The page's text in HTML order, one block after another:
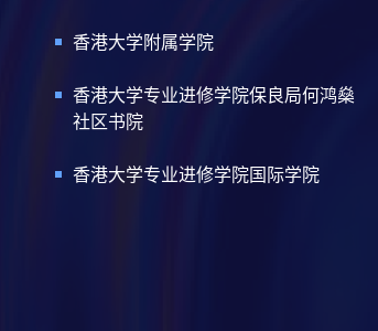
香港大学附属学院
香港大学专业进修学院保良局何鸿燊
社区书院
香港大学专业进修学院国际学院